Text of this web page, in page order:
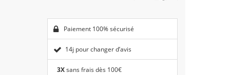
Paiement 100% sécurisé
14j pour changer d’avis
3Xsans frais dès 100€